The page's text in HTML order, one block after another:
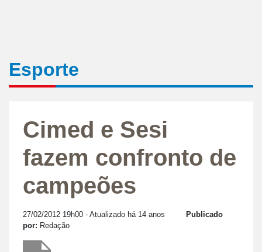
Esporte
Cimed e Sesi
fazem confronto de
campeões
27/02/2012 19h00 - Atualizado há 14 anos
Publicado
por: Redação